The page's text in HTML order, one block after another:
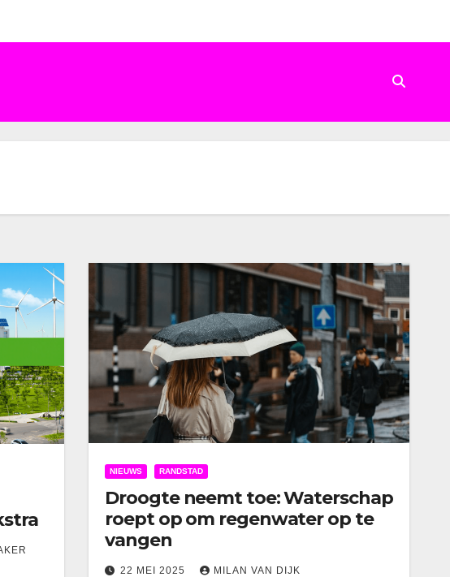
NIEUWS RANDSTAD
Droogte neemt toe: Waterschap
roept op om regenwater op te
vangen
22 MEI 2025 MILAN VAN DIJK